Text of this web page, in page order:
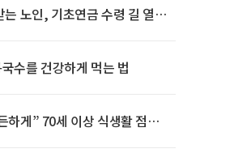
는 노인, 기초연금 수령 길 열린
수를 건강하게 먹는 법
하게” 70세 이상 식생활 점수